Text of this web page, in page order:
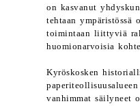
on kasvanut
tehtaan ympäristössä
toimintaan liittyviä
huomionarvoisia
Kyröskosken
vanhimmat säilyneet